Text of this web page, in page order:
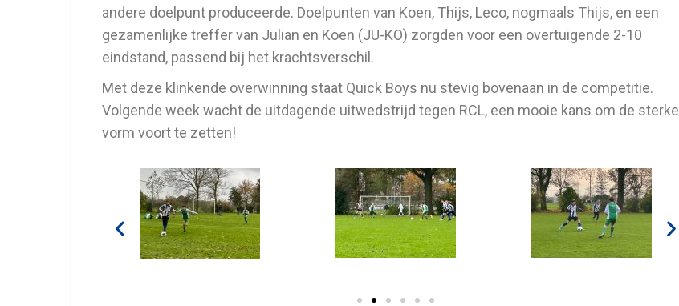
andere doelpunt produceerde. Doelpunten van Koen, Thijs, Leco, nogmaals Thijs, en een
gezamenlijke treffer van Julian en Koen (JU-KO) zorgden voor een overtuigende 2-10
eindstand, passend bij het krachtsverschil.
Met deze klinkende overwinning staat Quick Boys nu stevig bovenaan in de competitie.
Volgende week wacht de uitdagende uitwedstrijd tegen RCL, een mooie kans om de sterke
vorm voort te zetten!